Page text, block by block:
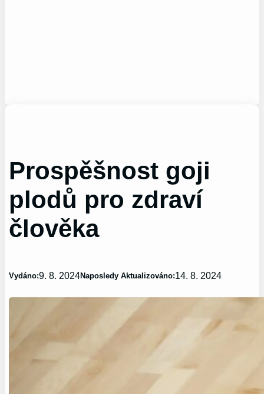
Prospěšnost goji
plodů pro zdraví
člověka
Vydáno:9. 8. 2024Naposledy Aktualizováno:14. 8. 2024